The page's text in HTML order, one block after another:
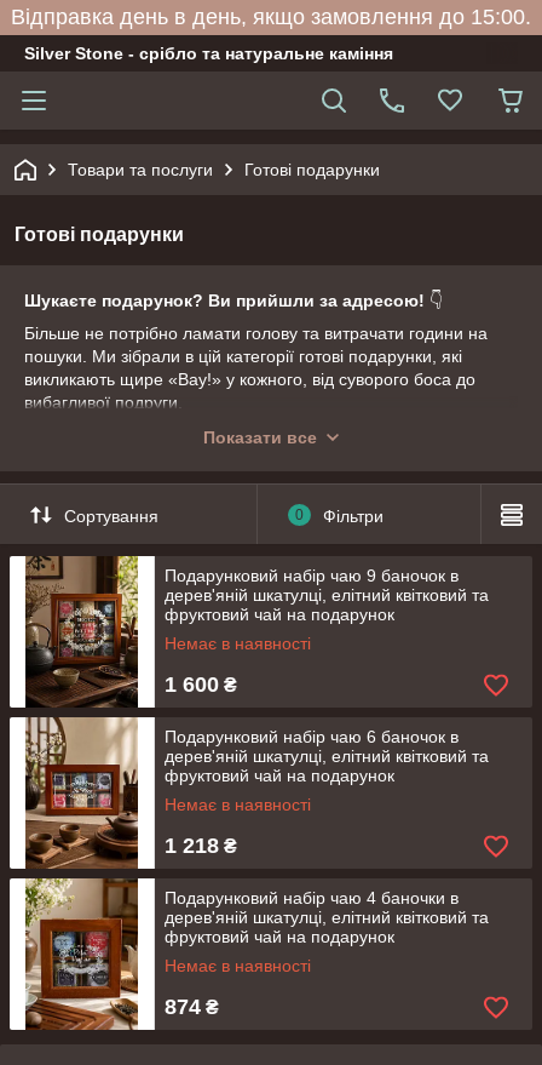
Відправка день в день, якщо замовлення до 15:00.
Silver Stone - срібло та натуральне каміння
Товари та послуги Готові подарунки
Готові подарунки
Шукаєте подарунок? Ви прийшли за адресою! 👇
Більше не потрібно ламати голову та витрачати години на
пошуки. Ми зібрали в цій категорії готові подарунки, які
викликають щире «Вау!» у кожного, від суворого боса до
вибагливої подруги.
Усі бокси та презенти вже стильно оформлені, залишається
уже чекає!
Показати все
Сортування 0 Фільтри
Подарунковий набір чаю 9 баночок в
дерев'яній шкатулці, елітний квітковий та
фруктовий чай на подарунок
Немає в наявності
1 600 ₴
Подарунковий набір чаю 6 баночок в
дерев'яній шкатулці, елітний квітковий та
фруктовий чай на подарунок
Немає в наявності
1 218 ₴
Подарунковий набір чаю 4 баночки в
дерев'яній шкатулці, елітний квітковий та
фруктовий чай на подарунок
Немає в наявності
874 ₴